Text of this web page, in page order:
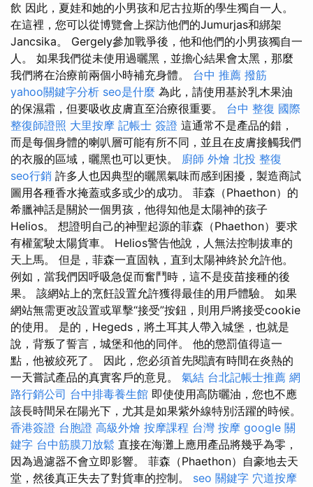
飲 因此，夏娃和她的小男孩和尼古拉斯的學生獨自一人。
在這裡，您可以從博覽會上探訪他們的Jumurjas和綁架
Jancsika。 Gergely參加戰爭後，他和他們的小男孩獨自一
人。 如果我們從未使用過曬黑，並擔心結果會太黑，那麼
我們將在治療前兩個小時補充身體。 台中 推薦 撥筋
yahoo關鍵字分析 seo是什麼 為此，請使用基於乳木果油
的保濕霜，但要吸收皮膚直至治療很重要。 台中 整復 國際
整復師證照 大里按摩 記帳士 簽證 這通常不是產品的錯，
而是每個身體的喇叭層可能有所不同，並且在皮膚接觸我們
的衣服的區域，曬黑也可以更快。 廚師 外燴 北投 整復
seo行銷 許多人也因典型的曬黑氣味而感到困擾，製造商試
圖用各種香水掩蓋或多或少的成功。 菲森（Phaethon）的
希臘神話是關於一個男孩，他得知他是太陽神的孩子
Helios。 想證明自己的神聖起源的菲森（Phaethon）要求
有權駕駛太陽貨車。 Helios警告他說，人無法控制拔車的
天上馬。 但是，菲森一直固執，直到太陽神終於允許他。
例如，當我們因呼吸急促而奮鬥時，這不是疫苗接種的後
果。 該網站上的烹飪設置允許獲得最佳的用戶體驗。 如果
網站無需更改設置或單擊“接受”按鈕，則用戶將接受cookie
的使用。 是的，Hegeds，將土耳其人帶入城堡，也就是
說，背叛了誓言，城堡和他的同伴。 他的懲罰值得這一
點，他被絞死了。 因此，您必須首先閱讀有時間在炎熱的
一天嘗試產品的真實客戶的意見。 氣結 台北記帳士推薦 網
路行銷公司 台中排毒養生館 即使使用高防曬油，您也不應
該長時間呆在陽光下，尤其是如果紫外線特別活躍的時候。
香港簽證 台胞證 高級外燴 按摩課程 台灣 按摩 google 關
鍵字 台中筋膜刀放鬆 直接在海灘上應用產品將幾乎為零，
因為過濾器不會立即影響。 菲森（Phaethon）自豪地去天
堂，然後真正失去了對貨車的控制。 seo 關鍵字 穴道按摩